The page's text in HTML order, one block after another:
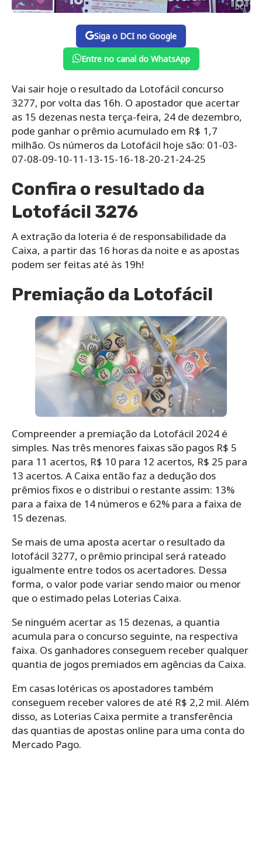
DCI
Siga o DCI no Google
Entre no canal do WhatsApp
Vai sair hoje o resultado da Lotofácil concurso
3277, por volta das 16h. O apostador que acertar
as 15 dezenas nesta terça-feira, 24 de dezembro,
pode ganhar o prêmio acumulado em R$ 1,7
milhão. Os números da Lotofácil hoje são: 01-03-
07-08-09-10-11-13-15-16-18-20-21-24-25
Confira o resultado da
Lotofácil 3276
A extração da loteria é de responsabilidade da
Caixa, a partir das 16 horas da noite e as apostas
podem ser feitas até às 19h!
Premiação da Lotofácil
Compreender a premiação da Lotofácil 2024 é
simples. Nas três menores faixas são pagos R$ 5
para 11 acertos, R$ 10 para 12 acertos, R$ 25 para
13 acertos. A Caixa então faz a dedução dos
prêmios fixos e o distribui o restante assim: 13%
para a faixa de 14 números e 62% para a faixa de
15 dezenas.
Se mais de uma aposta acertar o resultado da
lotofácil 3277, o prêmio principal será rateado
igualmente entre todos os acertadores. Dessa
forma, o valor pode variar sendo maior ou menor
que o estimado pelas Loterias Caixa.
Se ninguém acertar as 15 dezenas, a quantia
acumula para o concurso seguinte, na respectiva
faixa. Os ganhadores conseguem receber qualquer
quantia de jogos premiados em agências da Caixa.
Em casas lotéricas os apostadores também
conseguem receber valores de até R$ 2,2 mil. Além
disso, as Loterias Caixa permite a transferência
das quantias de apostas online para uma conta do
Mercado Pago.